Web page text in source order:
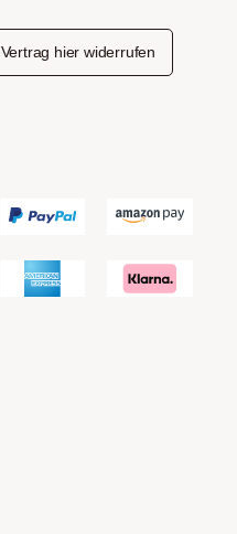
Vertrag hier widerrufen